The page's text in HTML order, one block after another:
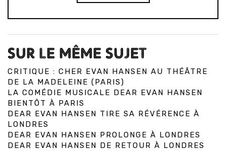
SUR LE MÊME SUJET
CRITIQUE : CHER EVAN HANSEN AU THÉÂTRE
DE LA MADELEINE (PARIS)
LA COMÉDIE MUSICALE DEAR EVAN HANSEN
BIENTÔT À PARIS
DEAR EVAN HANSEN TIRE SA RÉVÉRENCE À
LONDRES
DEAR EVAN HANSEN PROLONGE À LONDRES
DEAR EVAN HANSEN DE RETOUR À LONDRES